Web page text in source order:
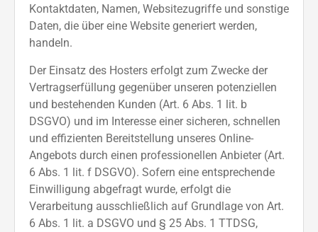
Kontaktdaten, Namen, Websitezugriffe und sonstige
Daten, die über eine Website generiert werden,
handeln.
Der Einsatz des Hosters erfolgt zum Zwecke der
Vertragserfüllung gegenüber unseren potenziellen
und bestehenden Kunden (Art. 6 Abs. 1 lit. b
DSGVO) und im Interesse einer sicheren, schnellen
und effizienten Bereitstellung unseres Online-
Angebots durch einen professionellen Anbieter (Art.
6 Abs. 1 lit. f DSGVO). Sofern eine entsprechende
Einwilligung abgefragt wurde, erfolgt die
Verarbeitung ausschließlich auf Grundlage von Art.
6 Abs. 1 lit. a DSGVO und § 25 Abs. 1 TTDSG,